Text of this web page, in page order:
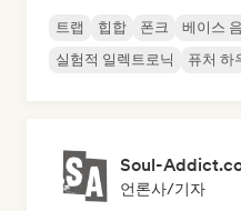
트랩 힙합 폰크 베이스
실험적 일렉트로닉
퓨처 하
Soul-
언론사/기자